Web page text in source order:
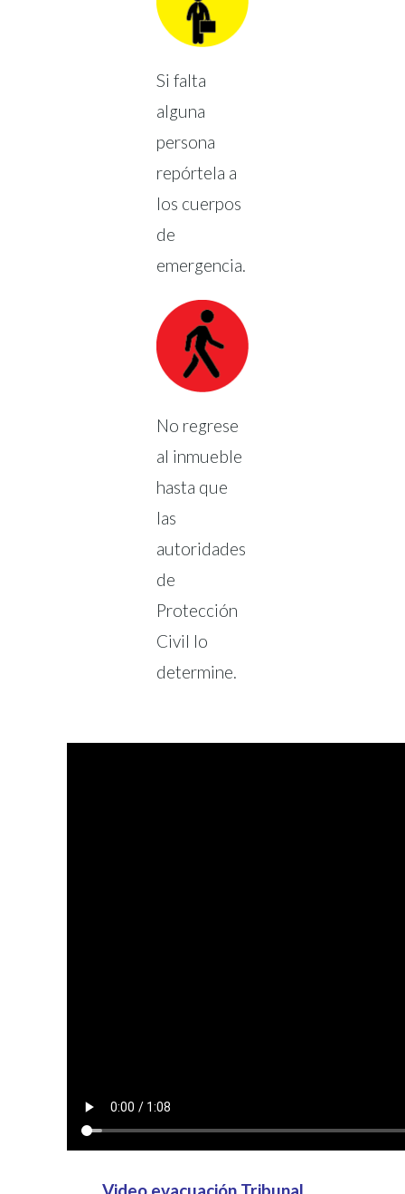
Si falta
alguna
persona
repórtela a
los cuerpos
de
emergencia.
No regrese
al inmueble
hasta que
las
autoridades
de
Protección
Civil lo
determine.